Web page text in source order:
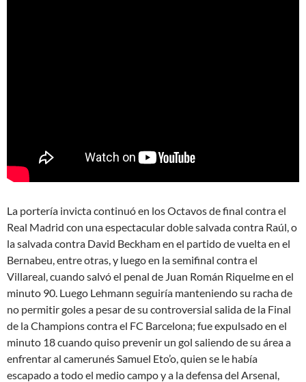
La portería invicta continuó en los Octavos de final contra el
Real Madrid con una espectacular doble salvada contra Raúl, o
la salvada contra David Beckham en el partido de vuelta en el
Bernabeu, entre otras, y luego en la semifinal contra el
Villareal, cuando salvó el penal de Juan Román Riquelme en el
minuto 90. Luego Lehmann seguiría manteniendo su racha de
no permitir goles a pesar de su controversial salida de la Final
de la Champions contra el FC Barcelona; fue expulsado en el
minuto 18 cuando quiso prevenir un gol saliendo de su área a
enfrentar al camerunés Samuel Eto’o, quien se le había
escapado a todo el medio campo y a la defensa del Arsenal,